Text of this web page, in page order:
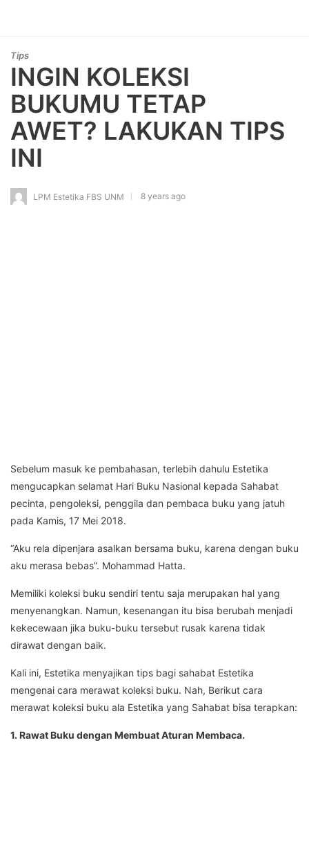
Tips
INGIN KOLEKSI
BUKUMU TETAP
AWET? LAKUKAN TIPS
INI
LPM Estetika FBS UNM 8 years ago
Sebelum masuk ke pembahasan, terlebih dahulu Estetika
mengucapkan selamat Hari Buku Nasional kepada Sahabat
pecinta, pengoleksi, penggila dan pembaca buku yang jatuh
pada Kamis, 17 Mei 2018.
“Aku rela dipenjara asalkan bersama buku, karena dengan buku
aku merasa bebas”. Mohammad Hatta.
Memiliki koleksi buku sendiri tentu saja merupakan hal yang
menyenangkan. Namun, kesenangan itu bisa berubah menjadi
kekecewaan jika buku-buku tersebut rusak karena tidak
dirawat dengan baik.
Kali ini, Estetika menyajikan tips bagi sahabat Estetika
mengenai cara merawat koleksi buku. Nah, Berikut cara
merawat koleksi buku ala Estetika yang Sahabat bisa terapkan:
1. Rawat Buku dengan Membuat Aturan Membaca.